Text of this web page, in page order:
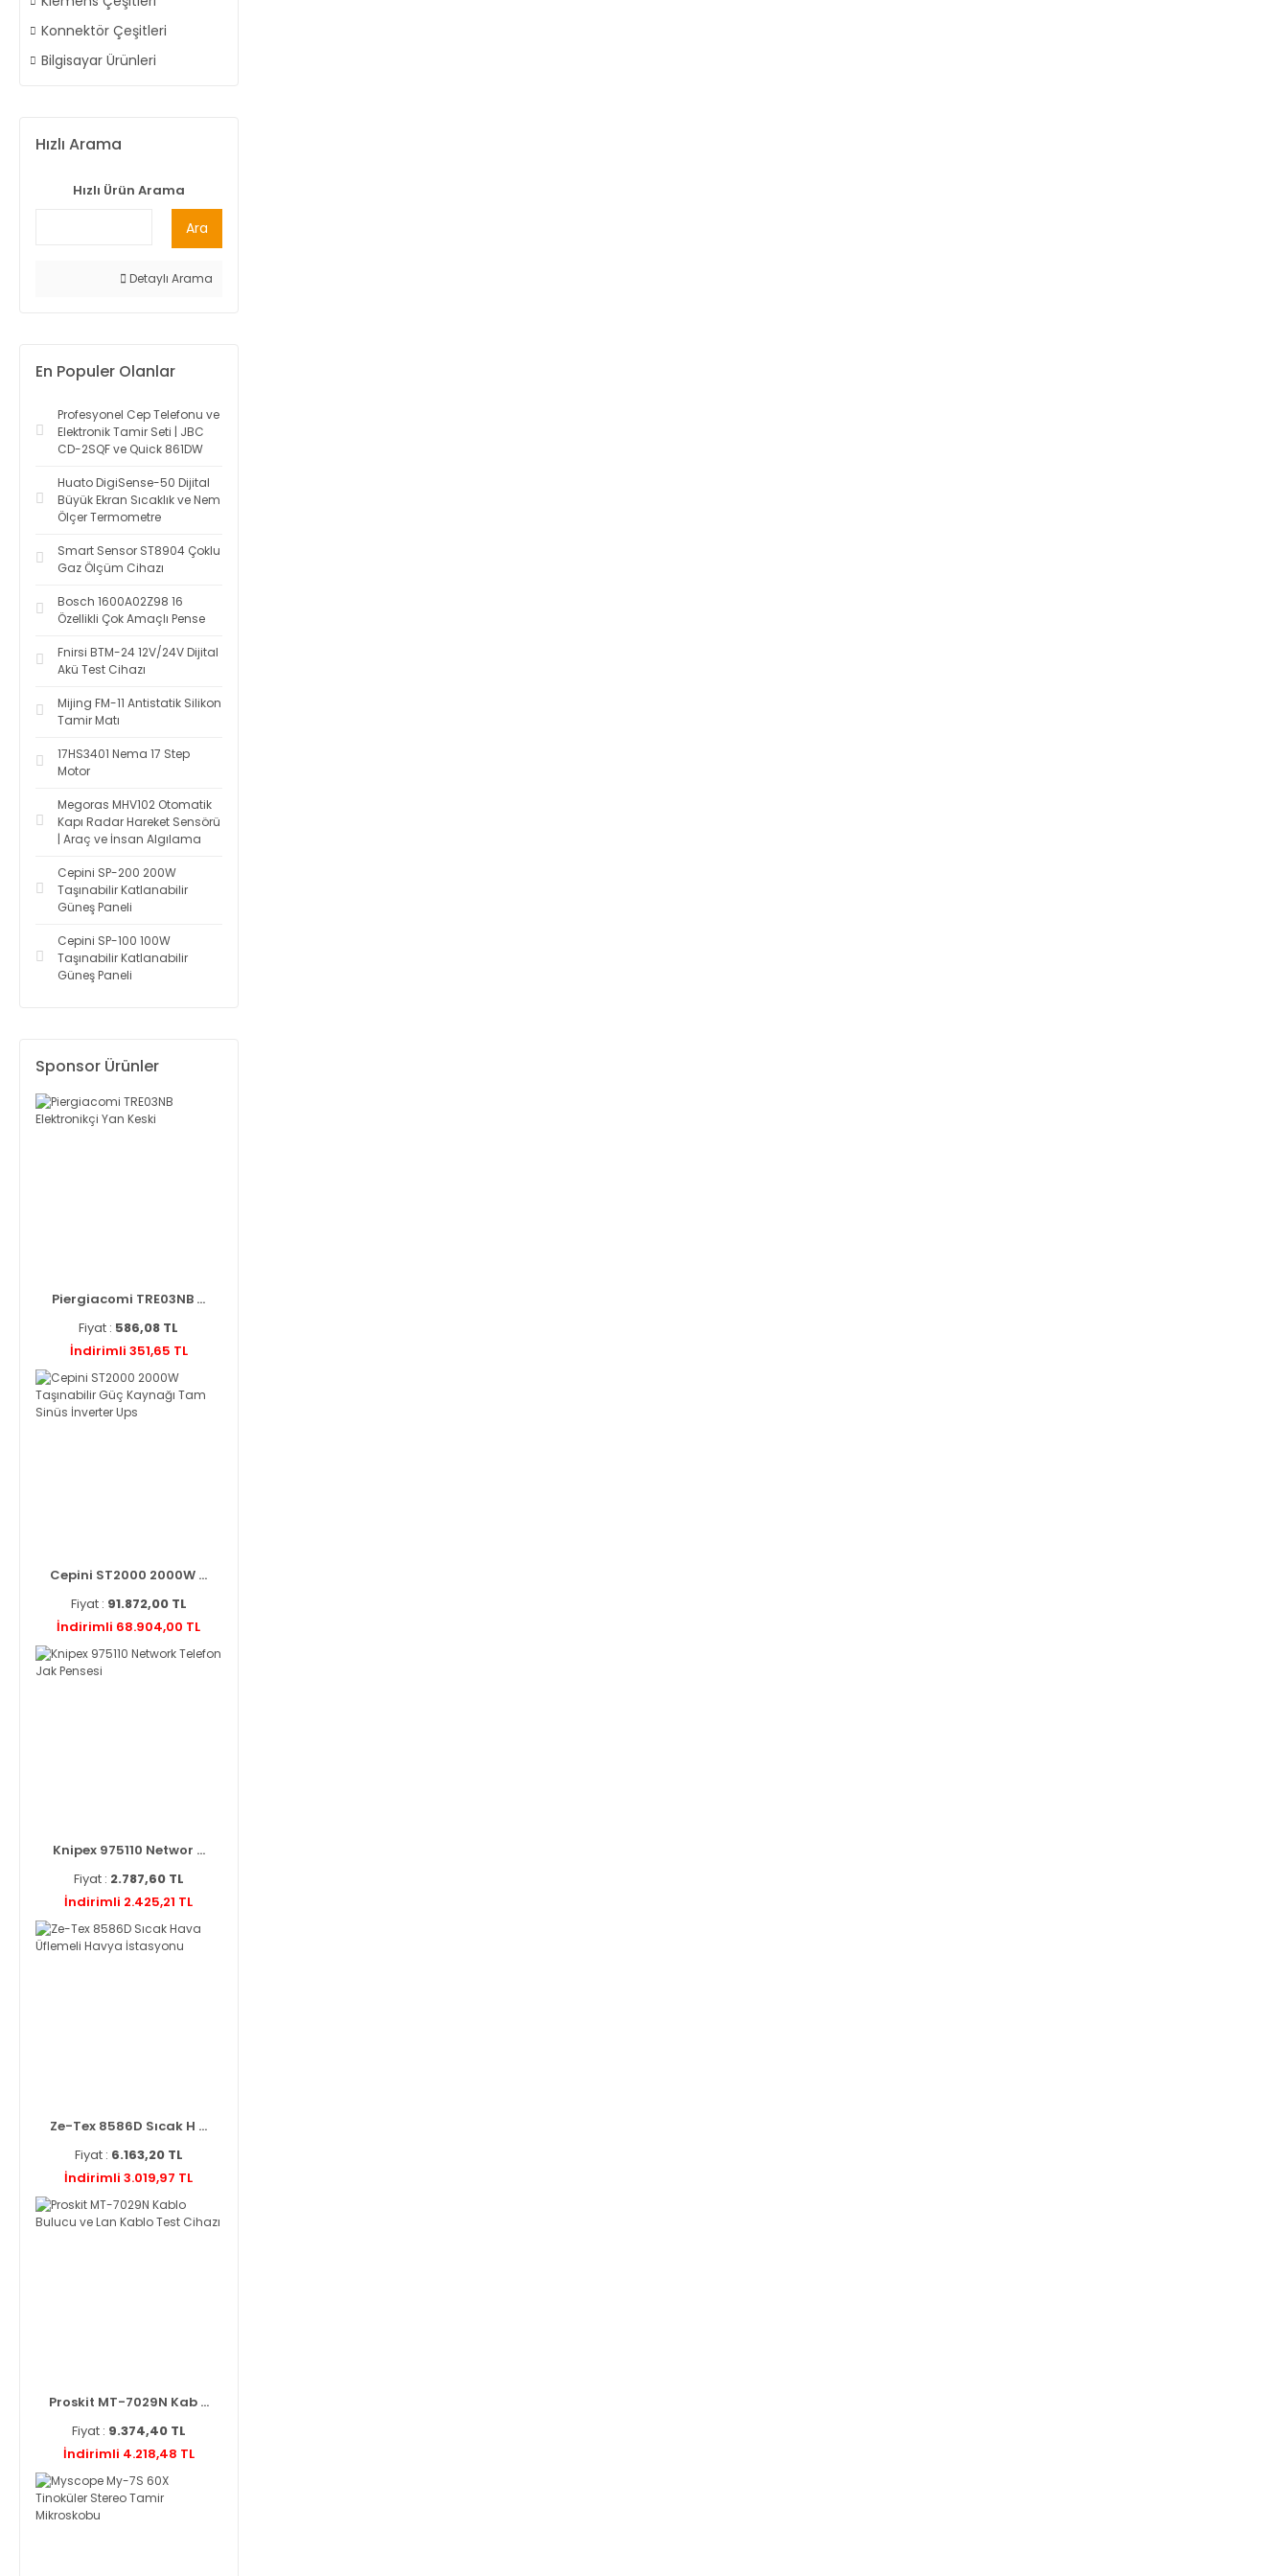
Konnektör Çeşitleri
Bilgisayar Ürünleri
Hızlı Arama
Hızlı Ürün Arama
Ara
Detaylı Arama
En Populer Olanlar
Profesyonel Cep Telefonu ve
Elektronik Tamir Seti | JBC
CD-2SQF ve Quick 861DW
Huato DigiSense-50 Dijital
Büyük Ekran Sıcaklık ve Nem
Ölçer Termometre
Smart Sensor ST8904 Çoklu
Gaz Ölçüm Cihazı
Bosch 1600A02Z98 16
Özellikli Çok Amaçlı Pense
Fnirsi BTM-24 12V/24V Dijital
Akü Test Cihazı
Mijing FM-11 Antistatik Silikon
Tamir Matı
17HS3401 Nema 17 Step
Motor
Megoras MHV102 Otomatik
Kapı Radar Hareket Sensörü
| Araç ve İnsan Algılama
Cepini SP-200 200W
Taşınabilir Katlanabilir
Güneş Paneli
Cepini SP-100 100W
Taşınabilir Katlanabilir
Güneş Paneli
Sponsor Ürünler
Piergiacomi TRE03NB ...
Fiyat : 586,08 TL
İndirimli 351,65 TL
Cepini ST2000 2000W ...
Fiyat : 91.872,00 TL
İndirimli 68.904,00 TL
Knipex 975110 Networ ...
Fiyat : 2.787,60 TL
İndirimli 2.425,21 TL
Ze-Tex 8586D Sıcak H ...
Fiyat : 6.163,20 TL
İndirimli 3.019,97 TL
Proskit MT-7029N Kab ...
Fiyat : 9.374,40 TL
İndirimli 4.218,48 TL